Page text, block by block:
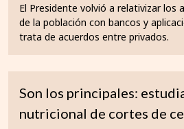
El Presidente volvió a relativizar los
de la población con bancos y
trata de acuerdos entre privados.
Son los principales:
nutricional de cortes de